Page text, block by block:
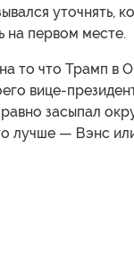
уточнять,
на первом месте.
то что Трамп в
вице-
засыпал
лучше — Вэнс